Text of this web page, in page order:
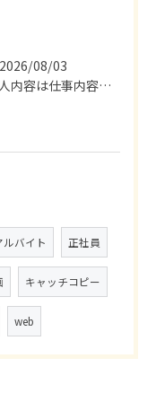
2026/08/03
求人内容は仕事内容や条件を具体的かつわかりやすく記載し、応募...
ルバイト 正社員
キャッチコピー
web